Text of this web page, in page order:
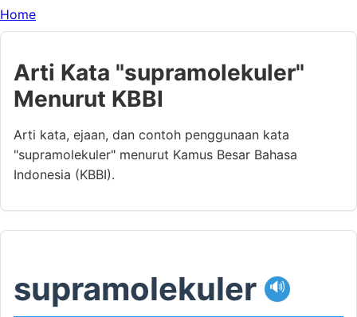
Home
Arti Kata "supramolekuler"
Menurut KBBI
Arti kata, ejaan, dan contoh penggunaan kata
"supramolekuler" menurut Kamus Besar Bahasa
Indonesia (KBBI).
supramolekuler 🔊